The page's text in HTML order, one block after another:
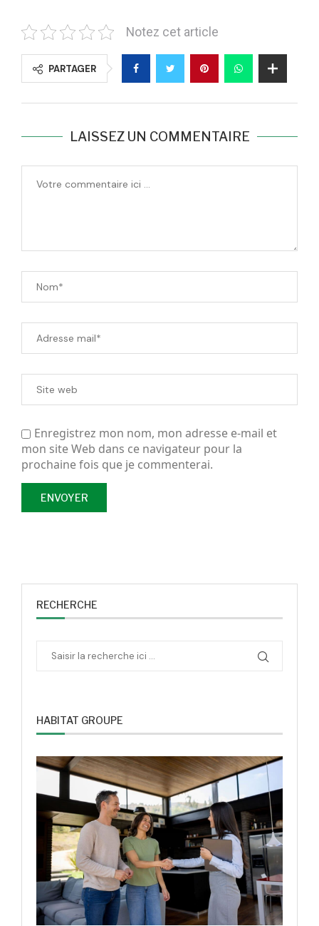
Notez cet article
PARTAGER
LAISSEZ UN COMMENTAIRE
Enregistrez mon nom, mon adresse e-mail et
mon site Web dans ce navigateur pour la
prochaine fois que je commenterai.
RECHERCHE
HABITAT GROUPE